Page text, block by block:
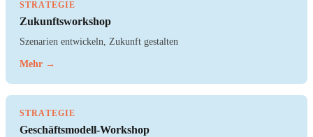
STRATEGIE
Zukunftsworkshop
Szenarien entwickeln, Zukunft gestalten
Mehr →
STRATEGIE
Geschäftsmodell-Workshop